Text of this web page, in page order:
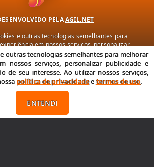
PELAAGIL.NET
e outras tecnologias semelhantes para
em nossos serviços, personalizar
conteúdo de seu interesse. Ao utilizar
concorda com nossa política de privacidade e
termos de uso.
de Privacidade Termos de uso
outras tecnologias semelhantes para melhorar
nossos serviços, personalizar publicidade e
de seu interesse. Ao utilizar nossos serviços,
política de privacidadeetermos de uso.
ENTENDI